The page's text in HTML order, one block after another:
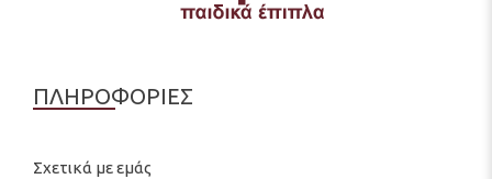
ΠΛΗΡΟΦΟΡΙΕΣ
Σχετικά με εμάς